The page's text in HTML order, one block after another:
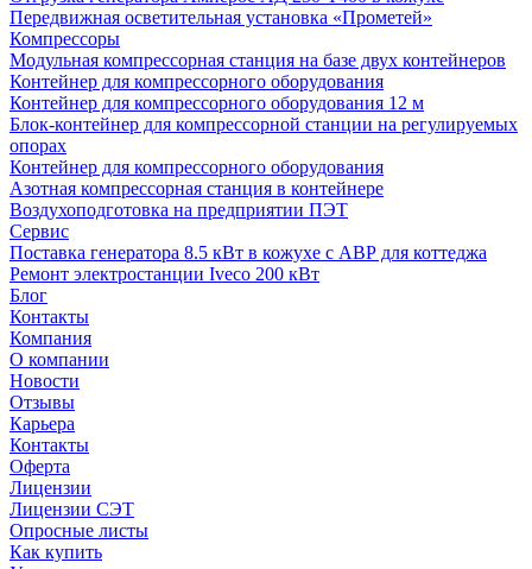
Передвижная осветительная установка «Прометей»
Компрессоры
Модульная компрессорная станция на базе двух контейнеров
Контейнер для компрессорного оборудования
Контейнер для компрессорного оборудования 12 м
Блок-контейнер для компрессорной станции на регулируемых
опорах
Контейнер для компрессорного оборудования
Азотная компрессорная станция в контейнере
Воздухоподготовка на предприятии ПЭТ
Сервис
Поставка генератора 8.5 кВт в кожухе с АВР для коттеджа
Ремонт электростанции Iveco 200 кВт
Блог
Контакты
Компания
О компании
Новости
Отзывы
Карьера
Контакты
Оферта
Лицензии
Лицензии СЭТ
Опросные листы
Как купить